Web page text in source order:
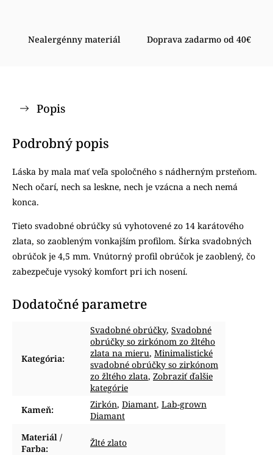
Nealergénny materiál Doprava zadarmo od 40€
Popis
Podrobný popis
Láska by mala mať veľa spoločného s nádherným prsteňom.
Nech očarí, nech sa leskne, nech je vzácna a nech nemá
konca.
Tieto svadobné obrúčky sú vyhotovené zo 14 karátového
zlata, so zaobleným vonkajším profilom. Šírka svadobných
obrúčok je 4,5 mm. Vnútorný profil obrúčok je zaoblený, čo
zabezpečuje vysoký komfort pri ich nosení.
Dodatočné parametre
Kategória:
Svadobné obrúčky, Svadobné
obrúčky so zirkónom zo žltého
zlata na mieru, Minimalistické
svadobné obrúčky so zirkónom
zo žltého zlata, Zobraziť ďalšie
kategórie
Kameň: Zirkón, Diamant, Lab-grown
Diamant
Materiál /
Farba:
Žlté zlato